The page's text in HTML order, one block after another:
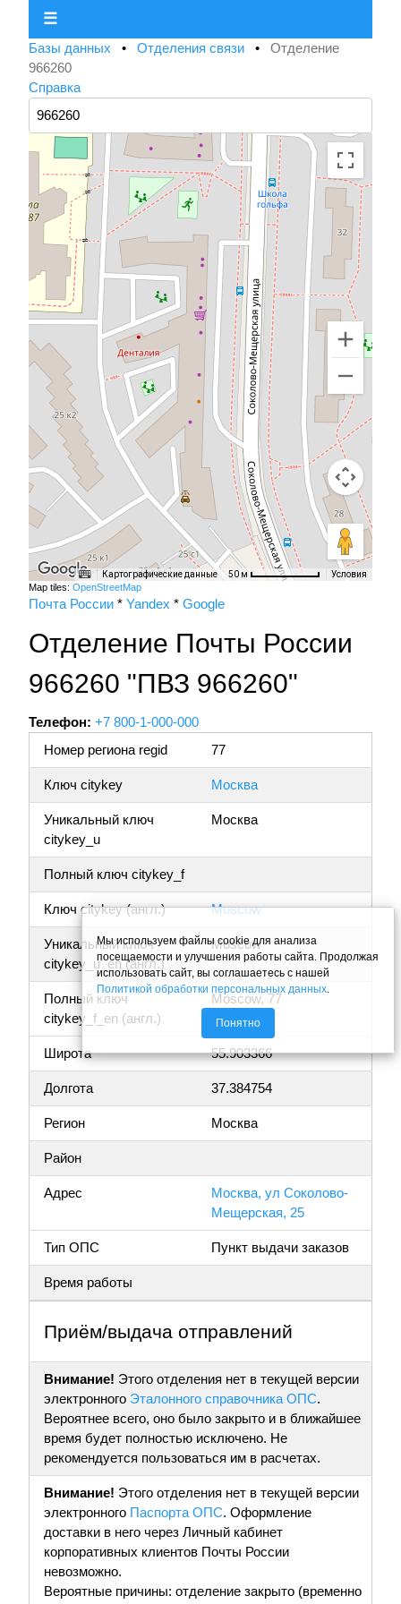
☰
Базы данных • Отделения связи • Отделение
966260
Справка
Картографические данные 50 м Условия
Map tiles: OpenStreetMap
Почта России * Yandex * Google
Отделение Почты России
966260 "ПВЗ 966260"
Телефон: +7 800-1-000-000
Номер региона regid
77
Ключ citykey Москва
Уникальный ключ
citykey_u
Москва
Полный ключ citykey_f
Ключ citykey (англ.) Moscow
Уникальный ключ
citykey_u_en (англ.)
Moscow
Полный ключ
citykey_f_en (англ.)
Moscow, 77
Широта 55.903366
Долгота 37.384754
Регион Москва
Район
Адрес
Москва, ул Соколово-
Мещерская, 25
Тип ОПС Пункт выдачи заказов
Время работы
Приём/выдача отправлений
Внимание! Этого отделения нет в текущей версии
электронного Эталонного справочника ОПС.
Вероятнее всего, оно было закрыто и в ближайшее
время будет полностью исключено. Не
рекомендуется пользоваться им в расчетах.
Внимание! Этого отделения нет в текущей версии
электронного Паспорта ОПС. Оформление
доставки в него через Личный кабинет
корпоративных клиентов Почты России
невозможно.
Вероятные причины: отделение закрыто (временно
Мы используем файлы cookie для анализа
посещаемости и улучшения работы сайта. Продолжая
использовать сайт, вы соглашаетесь с нашей
Политикой обработки персональных данных
Понятно